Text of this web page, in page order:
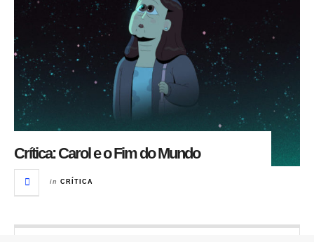
Crítica: Carol e o Fim do Mundo
in CRÍTICA